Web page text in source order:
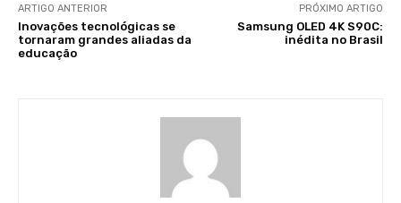
ARTIGO ANTERIOR
Inovações tecnológicas se
tornaram grandes aliadas da
educação
PRÓXIMO ARTIGO
Samsung OLED 4K S90C:
inédita no Brasil